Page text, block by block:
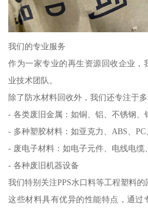
我们的专业服务
作为一家专业的再生资源回收企业，
业技术团队。
除了防水材料回收外，我们还专注于
- 各类废旧金属：如铜、铝、不锈钢、
- 多种塑胶材料：如亚克力、ABS、PC
- 废电子材料：如电子元件、电线电缆
- 各种废旧机器设备
我们特别关注PPS水口料等工程塑料的
这些材料具有优异的性能特点，通过